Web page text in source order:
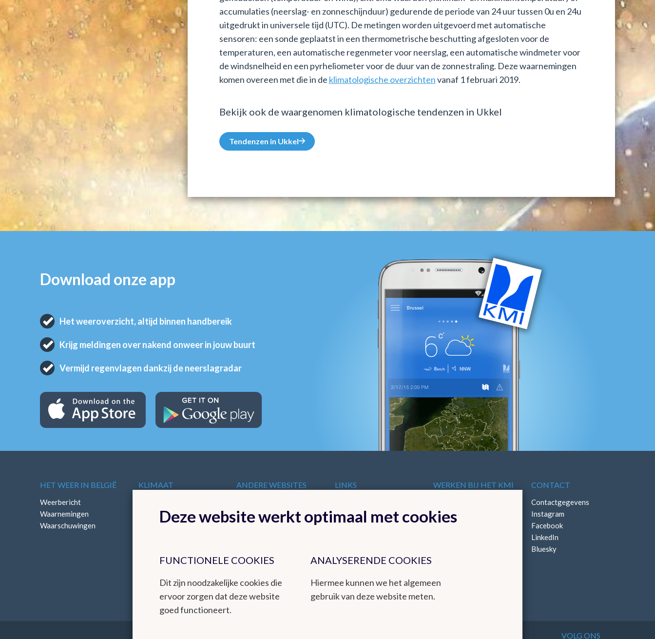
accumulaties (neerslag- en zonneschijnduur) gedurende de periode van 24 uur tussen 0u en 24u
uitgedrukt in universele tijd (UTC). De metingen worden uitgevoerd met automatische
sensoren: een sonde geplaatst in een thermometrische beschutting afgesloten voor de
temperaturen, een automatische regenmeter voor neerslag, een automatische windmeter voor
de windsnelheid en een pyrheliometer voor de duur van de zonnestraling. Deze waarnemingen
komen overeen met die in de klimatologische overzichtenvanaf 1 februari 2019.
Bekijk ook de waargenomen klimatologische tendenzen in Ukkel
Tendenzen in Ukkel
Download onze app
Het weeroverzicht, altijd binnen handbereik
Krijg meldingen over nakend onweer in jouw buurt
Vermijd regenvlagen dankzij de neerslagradar
HET WEER IN BELGIË
Weerbericht
Waarnemingen
Waarschuwingen
KLIMAAT
Klimatologische kaarten
ANDERE WEBSITES
KMI in Dourbes
Radar
Climate Dynamics
LINKS
meteorologische
diensten
Nationale organisaties
Wetenschappelijke
Instellingen
WERKEN BIJ HET KMI
Stages
CONTACT
Contactgegevens
Instagram
Facebook
LinkedIn
Bluesky
VOLG ONS
Deze website werkt optimaal met cookies
FUNCTIONELE COOKIES
Dit zijn noodzakelijke cookies die
ervoor zorgen dat deze website
goed functioneert.
ANALYSERENDE COOKIES
Hiermee kunnen we het algemeen
gebruik van deze website meten.